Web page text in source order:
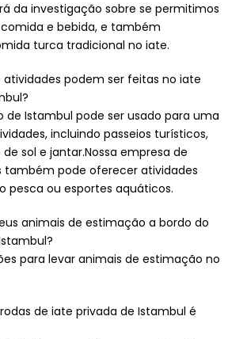
da investigação sobre se permitimos
e bebida, e também
turca tradicional no iate.
atividades podem ser feitas no iate
de Istambul pode ser usado para uma
incluindo passeios turísticos,
sol e jantar.Nossa empresa de
também pode oferecer atividades
pesca ou esportes aquáticos.
animais de estimação a bordo do
para levar animais de estimação no
de iate privada de Istambul é